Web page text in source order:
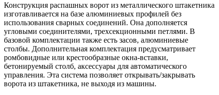
Конструкция распашных ворот из металлического штакетника
изготавливается на базе алюминиевых профилей без
использования сварных соединений. Она дополняется
угловыми соединителями, трехсекционными петлями. В
базовой комплектации также есть засов, алюминиевые
столбы. Дополнительная комплектация предусматривает
ромбовидные или крестообразные окна-вставки,
бетонируемый столб, аксессуары для автоматического
управления. Эта система позволяет открывать/закрывать
ворота из штакетника, не выходя из машины.